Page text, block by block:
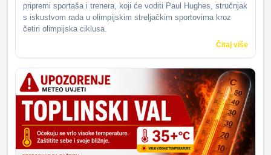
pripremi sportaša i trenera, koji će voditi Paul Hughes, stručnjak
s iskustvom rada u olimpijskim streljačkim sportovima kroz
četiri olimpijska ciklusa.
Čitaj više